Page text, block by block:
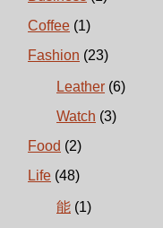
Coffee (1)
Fashion (23)
Leather (6)
Watch (3)
Food (2)
Life (48)
能 (1)